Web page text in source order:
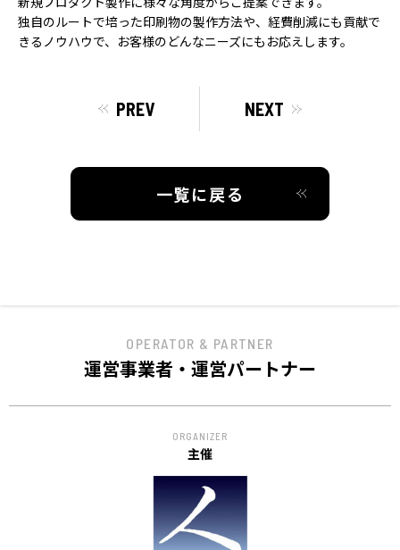
EVENT
REPORT
活動紹介
ACCESS
独自のルートで培った印刷物の製作方法や、 経費削減にも貢献で
きるノウハウで、 お客様のどんなニーズにもお応えします。
PREV NEXT
一覧に戻る
OPERATOR & PARTNER
運営事業者・運営パートナー
ORGANIZER
主催